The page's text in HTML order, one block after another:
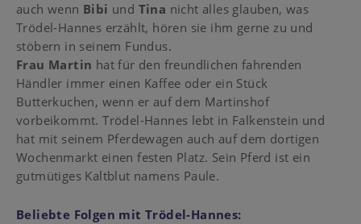
auch wenn Bibi und Tina nicht alles glauben, was
Trödel-Hannes erzählt, hören sie ihm gerne zu und
stöbern in seinem Fundus.
Frau Martin hat für den freundlichen fahrenden
Händler immer einen Kaffee oder ein Stück
Butterkuchen, wenn er auf dem Martinshof
vorbeikommt. Trödel-Hannes lebt in Falkenstein und
hat mit seinem Pferdewagen auch auf dem dortigen
Wochenmarkt einen festen Platz. Sein Pferd ist ein
gutmütiges Kaltblut namens Paule.
Beliebte Folgen mit Trödel-Hannes: